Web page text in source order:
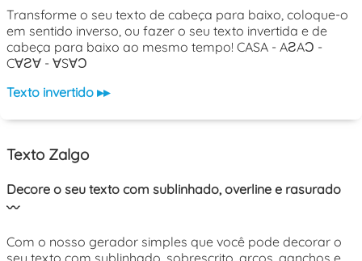
Transforme o seu texto de cabeça para baixo, coloque-o
em sentido inverso, ou fazer o seu texto invertida e de
cabeça para baixo ao mesmo tempo! CASA - AƧAƆ -
C∀Ƨ∀ - ∀S∀Ɔ
Texto invertido ▸▸
Texto Zalgo
Decore o seu texto com sublinhado, overline e rasurado
〰️
Com o nosso gerador simples que você pode decorar o